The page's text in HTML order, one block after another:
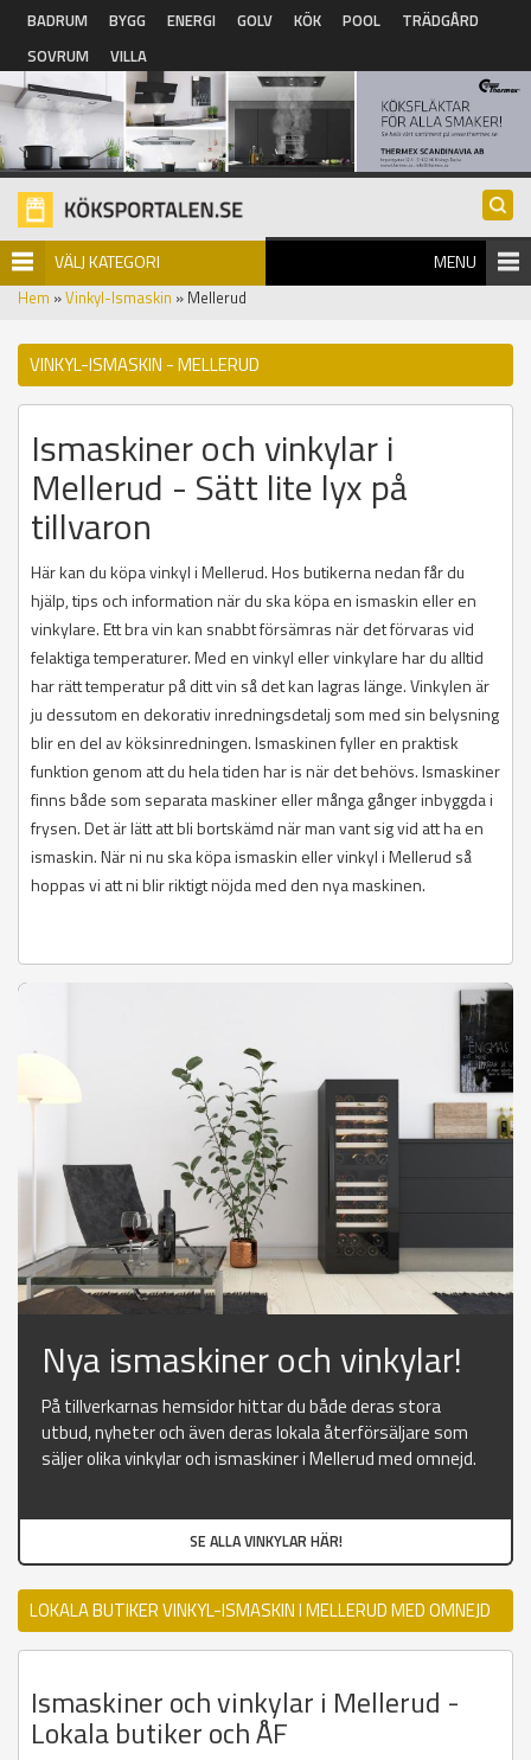
Hoppa till huvudinnehåll
BADRUM BYGG ENERGI GOLV KÖK POOL
TRÄDGÅRD
SOVRUM
VILLA
VÄLJ KATEGORI MENU
Hem »Vinkyl-Ismaskin » Mellerud
VINKYL-ISMASKIN - MELLERUD
Ismaskiner och vinkylar i
Mellerud - Sätt lite lyx på
tillvaron
Här kan du köpa vinkyl i Mellerud. Hos butikerna nedan får du
hjälp, tips och information när du ska köpa en ismaskin eller en
vinkylare. Ett bra vin kan snabbt försämras när det förvaras vid
felaktiga temperaturer. Med en vinkyl eller vinkylare har du alltid
har rätt temperatur på ditt vin så det kan lagras länge. Vinkylen är
ju dessutom en dekorativ inredningsdetalj som med sin belysning
blir en del av köksinredningen. Ismaskinen fyller en praktisk
funktion genom att du hela tiden har is när det behövs. Ismaskiner
finns både som separata maskiner eller många gånger inbyggda i
frysen. Det är lätt att bli bortskämd när man vant sig vid att ha en
ismaskin. När ni nu ska köpa ismaskin eller vinkyl i Mellerud så
hoppas vi att ni blir riktigt nöjda med den nya maskinen.
Nya ismaskiner och vinkylar!
På tillverkarnas hemsidor hittar du både deras stora
utbud, nyheter och även deras lokala återförsäljare som
säljer olika vinkylar och ismaskiner i Mellerud med omnejd.
SE ALLA VINKYLAR HÄR!
LOKALA BUTIKER VINKYL-ISMASKIN I MELLERUD MED OMNEJD
Ismaskiner och vinkylar i Mellerud -
Lokala butiker och ÅF